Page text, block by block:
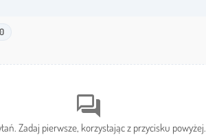
0
forum
Zadaj pierwsze, korzystając z przycisku powyżej.